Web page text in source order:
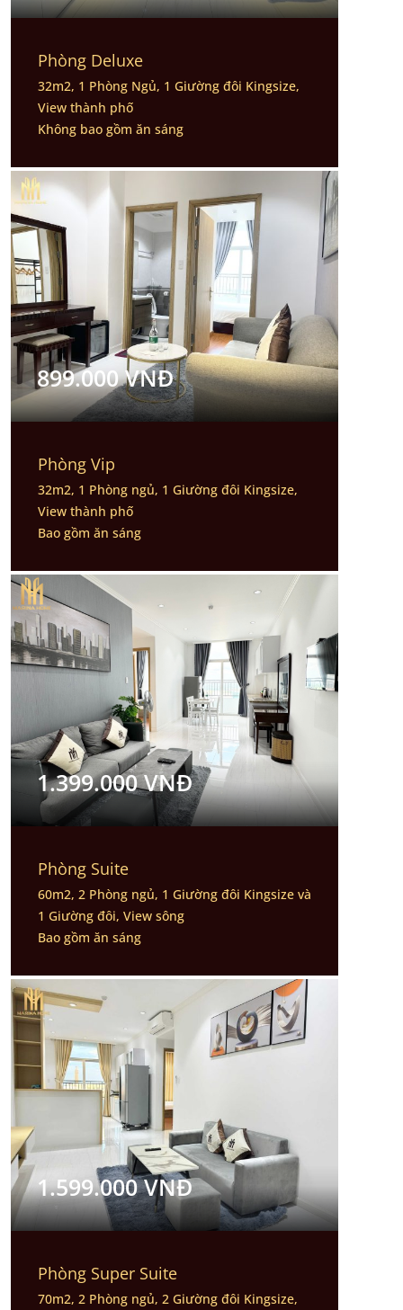
Phòng Deluxe
32m2, 1 Phòng Ngủ, 1 Giường đôi Kingsize,
View thành phố
Không bao gồm ăn sáng
899.000 VNĐ
Phòng Vip
32m2, 1 Phòng ngủ, 1 Giường đôi Kingsize,
View thành phố
Bao gồm ăn sáng
1.399.000 VNĐ
Phòng Suite
60m2, 2 Phòng ngủ, 1 Giường đôi Kingsize và
1 Giường đôi, View sông
Bao gồm ăn sáng
1.599.000 VNĐ
Phòng Super Suite
70m2, 2 Phòng ngủ, 2 Giường đôi Kingsize,